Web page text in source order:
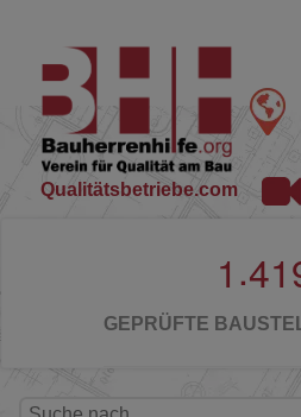
Qualitätsbetriebe.com
1 .41
GEPRÜFTE